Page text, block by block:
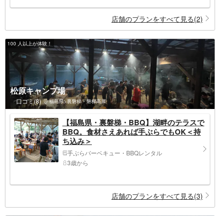
店舗のプランをすべて見る(2)
100 人以上が体験！
松原キャンプ場
口コミ(8) 福島県>裏磐梯・磐梯高原
【福島県・裏磐梯・BBQ】湖畔のテラスで
BBQ。食材さえあれば手ぶらでもOK＜持
ち込み＞
手ぶらバーベキュー・BBQレンタル
3歳から
店舗のプランをすべて見る(3)